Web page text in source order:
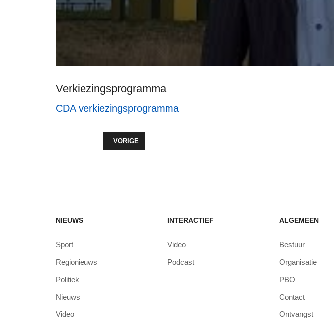
Verkiezingsprogramma
CDA verkiezingsprogramma
VORIG ARTIKEL: CHRISTEN UNIE
VORIGE
NIEUWS
Sport
Regionieuws
Politiek
Nieuws
Video
INTERACTIEF
Video
Podcast
ALGEMEEN
Bestuur
Organisatie
PBO
Contact
Ontvangst